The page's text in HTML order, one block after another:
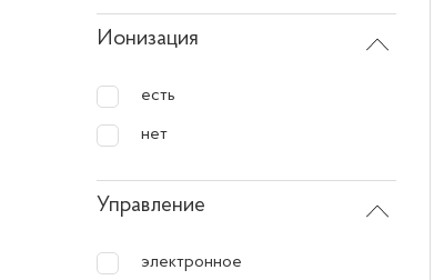
Ионизация
есть
нет
Управление
электронное